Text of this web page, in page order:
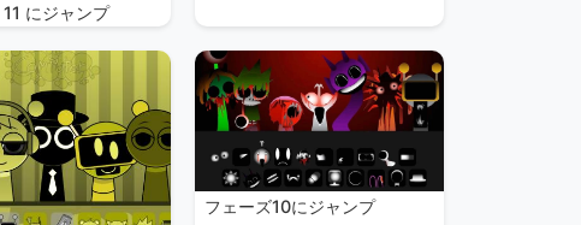
にジャンプ
フェーズ10にジャンプ